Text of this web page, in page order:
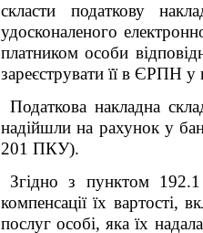
скласти податкову
удосконаленого
платником особи
зареєструвати її в ЄРПН
Податкова накладна
надійшли на рахунок у
201 ПКУ).
Згідно з пунктом 192.1
компенсації їх вартості,
послуг особі, яка їх